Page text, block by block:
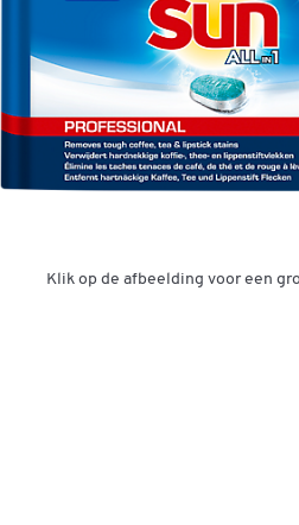
Klik op de afbeelding voor een